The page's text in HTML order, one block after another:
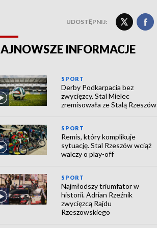
UDOSTĘPNIJ:
INFORMACJE
SPORT
Derby Podkarpacia bez
zwycięzcy. Stal Mielec
zremisowała ze Stalą Rzeszów
SPORT
Remis, który komplikuje
sytuację. Stal Rzeszów wciąż
walczy o play-off
SPORT
Najmłodszy triumfator w
historii. Adrian Rzeźnik
zwycięzcą Rajdu
Rzeszowskiego